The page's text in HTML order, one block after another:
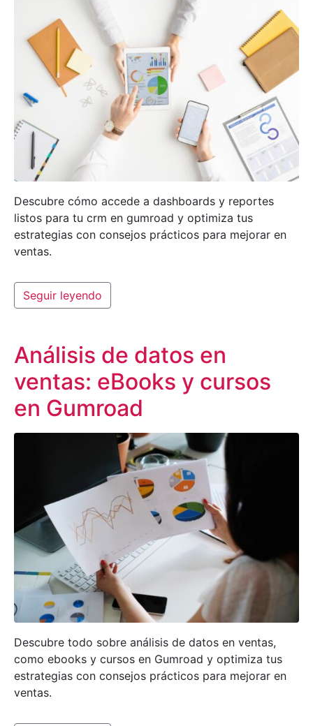
Descubre cómo accede a dashboards y reportes
listos para tu crm en gumroad y optimiza tus
estrategias con consejos prácticos para mejorar en
ventas.
Seguir leyendo
Análisis de datos en
ventas: eBooks y cursos
en Gumroad
Descubre todo sobre análisis de datos en ventas,
como ebooks y cursos en Gumroad y optimiza tus
estrategias con consejos prácticos para mejorar en
ventas.